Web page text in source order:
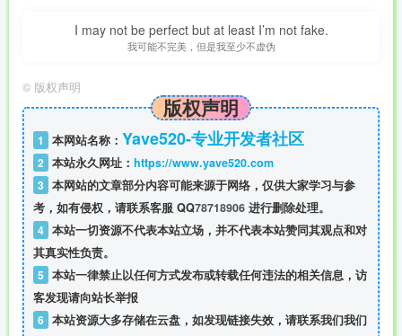
I may not be perfect but at least I’m not fake.
我可能不完美，但是我至少不虚伪
© 版权声明
版权声明
1 本网站名称： Yave520-专业开发者社区
2 本站永久网址： https://www.yave520.com
3 本网站的文章部分内容可能来源于网络，仅供大家学习与参
考，如有侵权，请联系客服 QQ78718906 进行删除处理。
4 本站一切资源不代表本站立场，并不代表本站赞同其观点和对
其真实性负责。
5 本站一律禁止以任何方式发布或转载任何违法的相关信息，访
客发现请向站长举报
6 本站资源大多存储在云盘，如发现链接失效，请联系我们我们